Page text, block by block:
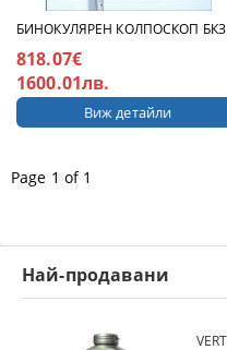
БИНОКУЛЯРЕН КОЛПОСКОП БКЗ
818.07€
1600.01лв.
Виж детайли
Page 1 of 1
Най-продавани